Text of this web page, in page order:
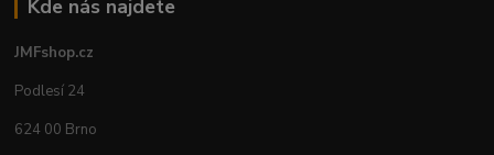
Kde nás najdete
JMFshop.cz
Podlesí 24
624 00 Brno